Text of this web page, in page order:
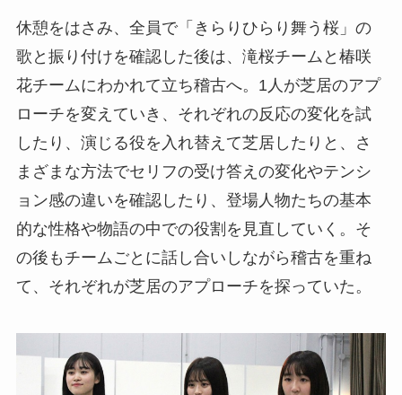
休憩をはさみ、全員で「きらりひらり舞う桜」の
歌と振り付けを確認した後は、滝桜チームと椿咲
花チームにわかれて立ち稽古へ。1人が芝居のアプ
ローチを変えていき、それぞれの反応の変化を試
したり、演じる役を入れ替えて芝居したりと、さ
まざまな方法でセリフの受け答えの変化やテンシ
ョン感の違いを確認したり、登場人物たちの基本
的な性格や物語の中での役割を見直していく。そ
の後もチームごとに話し合いしながら稽古を重ね
て、それぞれが芝居のアプローチを探っていた。